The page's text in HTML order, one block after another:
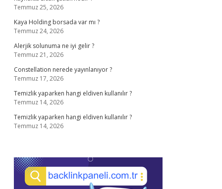
Temmuz 25, 2026
Kaya Holding borsada var mı ?
Temmuz 24, 2026
Alerjik solunuma ne iyi gelir ?
Temmuz 21, 2026
Constellation nerede yayınlanıyor ?
Temmuz 17, 2026
Temizlik yaparken hangi eldiven kullanılır ?
Temmuz 14, 2026
Temizlik yaparken hangi eldiven kullanılır ?
Temmuz 14, 2026